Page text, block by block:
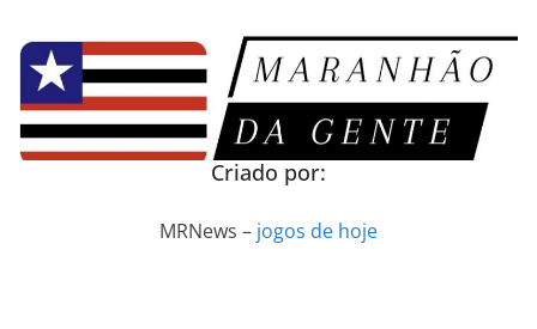
para
conteúdo
Criado por:
MRNews – jogos de hoje